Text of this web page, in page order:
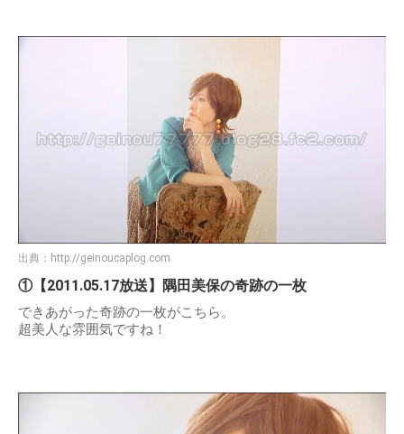
出典： http://geinoucaplog.com
①【2011.05.17放送】隅田美保の奇跡の一枚
できあがった奇跡の一枚がこちら。
超美人な雰囲気ですね！